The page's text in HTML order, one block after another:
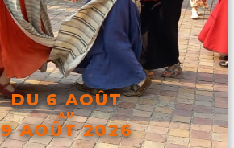
DU 6 AOÛT
AU
9 AOÛT 2026